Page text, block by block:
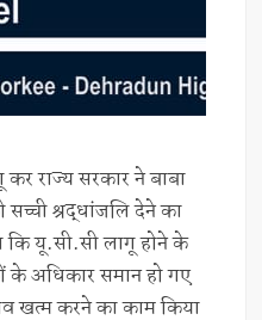
राज्य सरकार ने बाबा
श्रद्धांजलि देने का
कि यू.सी.सी लागू होने के
के अधिकार समान हो गए
खत्म करने का काम किया